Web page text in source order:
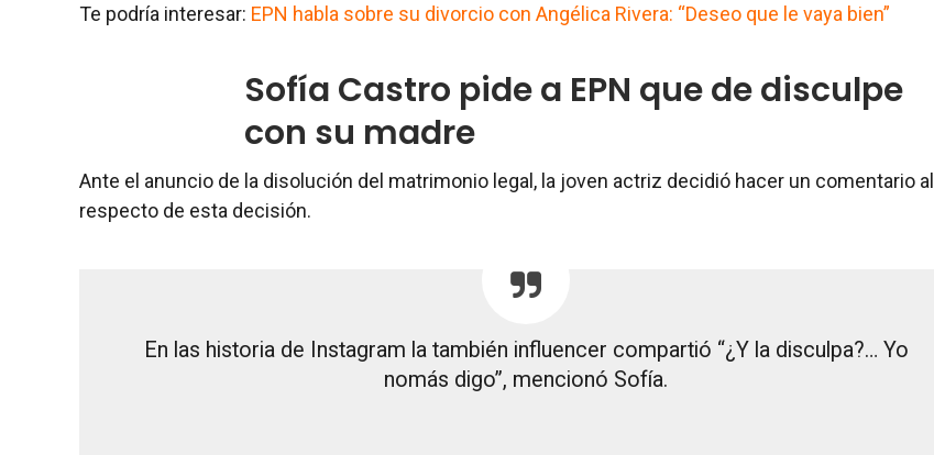
Te podría interesar: EPN habla sobre su divorcio con Angélica Rivera: “Deseo que le vaya bien”
Sofía Castro pide a EPN que de disculpe
con su madre
Ante el anuncio de la disolución del matrimonio legal, la joven actriz decidió hacer un comentario al
respecto de esta decisión.
En las historia de Instagram la también influencer compartió “¿Y la disculpa?… Yo
nomás digo”, mencionó Sofía.